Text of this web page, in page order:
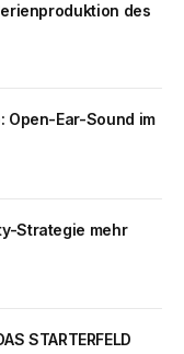
des
Open-Ear-Sound im
Strategie mehr
STARTERFELD